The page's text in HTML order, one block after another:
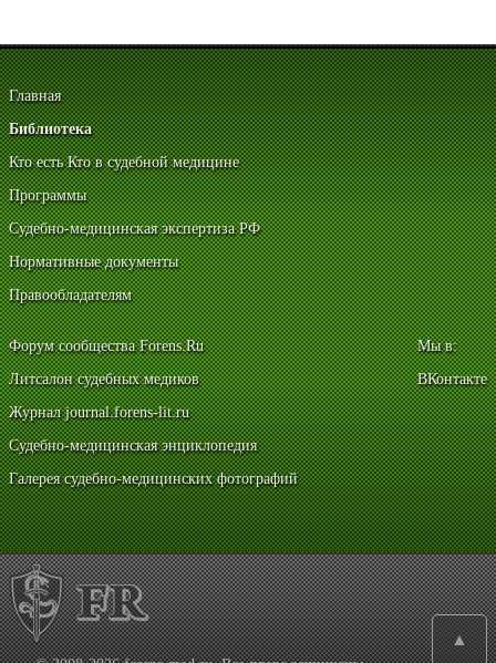
Главная
Библиотека
Кто есть Кто в судебной медицине
Программы
Судебно-медицинская экспертиза РФ
Нормативные документы
Правообладателям
Форум сообщества Forens.Ru
Литсалон судебных медиков
Журнал journal.forens-lit.ru
Судебно-медицинская энциклопедия
Галерея судебно-медицинских фотографий
Мы в:
ВКонтакте
▲